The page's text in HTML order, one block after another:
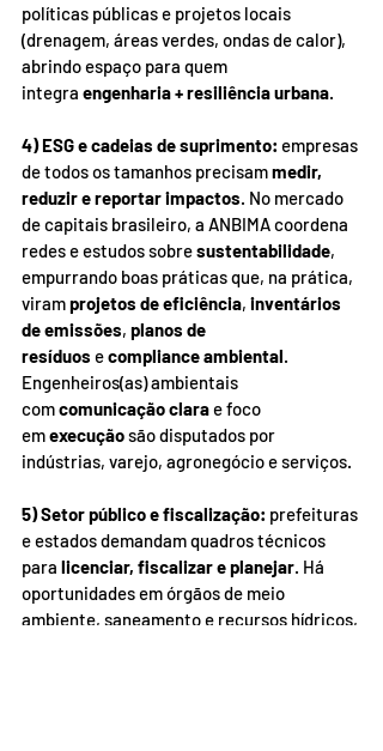
políticas públicas e projetos locais
(drenagem, áreas verdes, ondas de calor),
abrindo espaço para quem
integra engenharia + resiliência urbana.
4) ESG e cadeias de suprimento: empresas
de todos os tamanhos precisam medir,
reduzir e reportar impactos. No mercado
de capitais brasileiro, a ANBIMA coordena
redes e estudos sobre sustentabilidade,
empurrando boas práticas que, na prática,
viram projetos de eficiência, inventários
de emissões, planos de
resíduos e compliance ambiental.
Engenheiros(as) ambientais
com comunicação clara e foco
em execução são disputados por
indústrias, varejo, agronegócio e serviços.
5) Setor público e fiscalização: prefeituras
e estados demandam quadros técnicos
para licenciar, fiscalizar e planejar. Há
oportunidades em órgãos de meio
ambiente, saneamento e recursos hídricos,